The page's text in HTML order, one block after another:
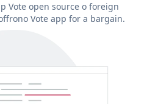
Vote open source o foreign
Vote app for a bargain.